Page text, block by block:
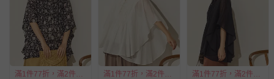
滿1件77折，滿2件55折 滿1件77折，滿2件55折 滿1件77折，滿2件55折